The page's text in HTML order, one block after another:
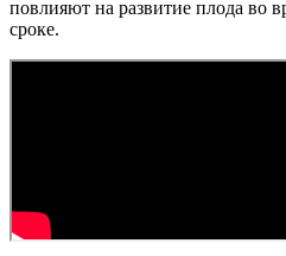
повлияют на развитие плода во
сроке.